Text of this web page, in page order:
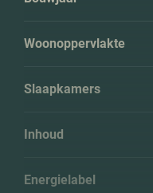
Woonoppervlakte
Slaapkamers
Inhoud
Energielabel